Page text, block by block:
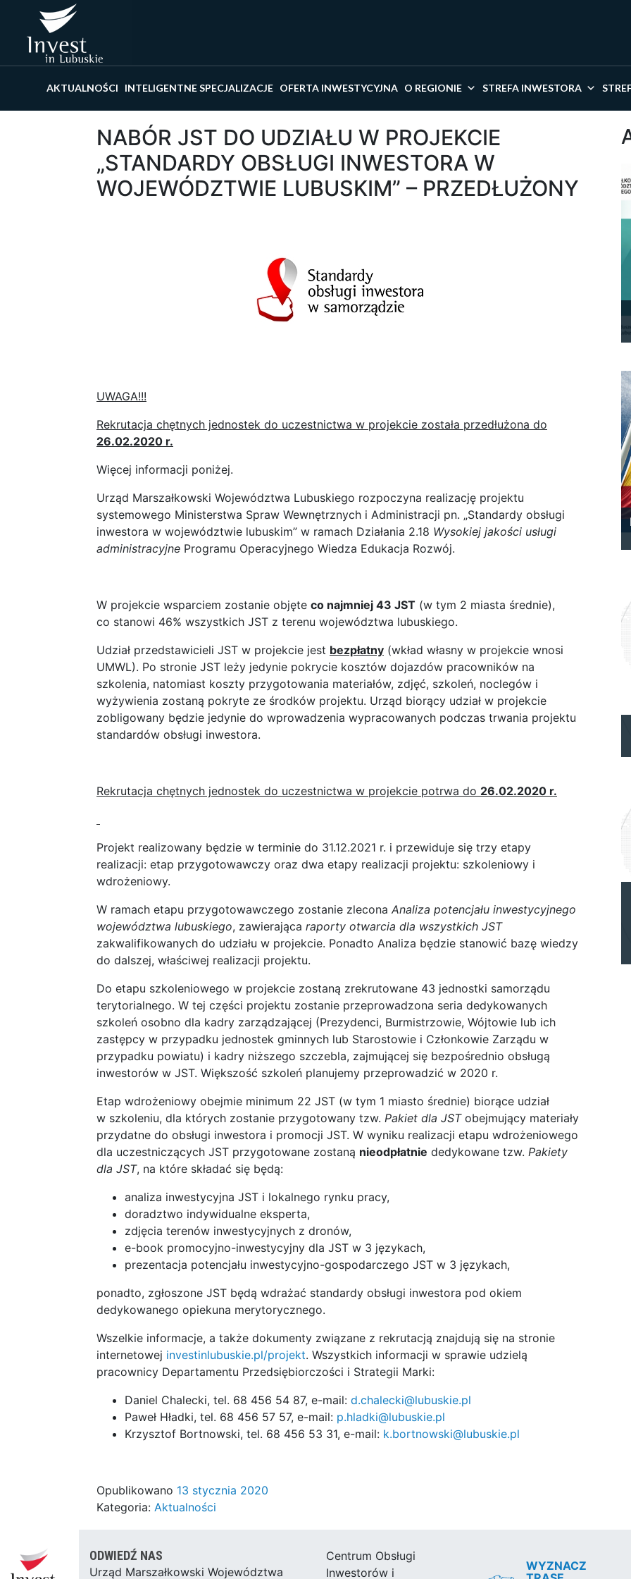
AKTUALNOŚCI INTELIGENTNE SPECJALIZACJE OFERTA INWESTYCYJNA O REGIONIE STREFA INWESTORA
NABÓR JST DO UDZIAŁU W PROJEKCIE
„STANDARDY OBSŁUGI INWESTORA W
WOJEWÓDZTWIE LUBUSKIM” – PRZEDŁUŻONY
UWAGA!!!
Rekrutacja chętnych jednostek do uczestnictwa w projekcie została przedłużona do
26.02.2020 r.
Więcej informacji poniżej.
Urząd Marszałkowski Województwa Lubuskiego rozpoczyna realizację projektu
systemowego Ministerstwa Spraw Wewnętrznych i Administracji pn. „Standardy obsługi
inwestora w województwie lubuskim” w ramach Działania 2.18 Wysokiej jakości usługi
administracyjne Programu Operacyjnego Wiedza Edukacja Rozwój.
W projekcie wsparciem zostanie objęte co najmniej 43 JST (w tym 2 miasta średnie),
co stanowi 46% wszystkich JST z terenu województwa lubuskiego.
Udział przedstawicieli JST w projekcie jest bezpłatny (wkład własny w projekcie wnosi
UMWL). Po stronie JST leży jedynie pokrycie kosztów dojazdów pracowników na
szkolenia, natomiast koszty przygotowania materiałów, zdjęć, szkoleń, noclegów i
wyżywienia zostaną pokryte ze środków projektu. Urząd biorący udział w projekcie
zobligowany będzie jedynie do wprowadzenia wypracowanych podczas trwania projektu
standardów obsługi inwestora.
Rekrutacja chętnych jednostek do uczestnictwa w projekcie potrwa do 26.02.2020 r.
Projekt realizowany będzie w terminie do 31.12.2021 r. i przewiduje się trzy etapy
realizacji: etap przygotowawczy oraz dwa etapy realizacji projektu: szkoleniowy i
wdrożeniowy.
W ramach etapu przygotowawczego zostanie zlecona Analiza potencjału inwestycyjnego
województwa lubuskiego, zawierająca raporty otwarcia dla wszystkich JST
zakwalifikowanych do udziału w projekcie. Ponadto Analiza będzie stanowić bazę wiedzy
do dalszej, właściwej realizacji projektu.
Do etapu szkoleniowego w projekcie zostaną zrekrutowane 43 jednostki samorządu
terytorialnego. W tej części projektu zostanie przeprowadzona seria dedykowanych
szkoleń osobno dla kadry zarządzającej (Prezydenci, Burmistrzowie, Wójtowie lub ich
zastępcy w przypadku jednostek gminnych lub Starostowie i Członkowie Zarządu w
przypadku powiatu) i kadry niższego szczebla, zajmującej się bezpośrednio obsługą
inwestorów w JST. Większość szkoleń planujemy przeprowadzić w 2020 r.
Etap wdrożeniowy obejmie minimum 22 JST (w tym 1 miasto średnie) biorące udział
w szkoleniu, dla których zostanie przygotowany tzw. Pakiet dla JST obejmujący materiały
przydatne do obsługi inwestora i promocji JST. W wyniku realizacji etapu wdrożeniowego
dla uczestniczących JST przygotowane zostaną nieodpłatnie dedykowane tzw. Pakiety
dla JST, na które składać się będą:
analiza inwestycyjna JST i lokalnego rynku pracy,
doradztwo indywidualne eksperta,
zdjęcia terenów inwestycyjnych z dronów,
e-book promocyjno-inwestycyjny dla JST w 3 językach,
prezentacja potencjału inwestycyjno-gospodarczego JST w 3 językach,
ponadto, zgłoszone JST będą wdrażać standardy obsługi inwestora pod okiem
dedykowanego opiekuna merytorycznego.
Wszelkie informacje, a także dokumenty związane z rekrutacją znajdują się na stronie
internetowej investinlubuskie.pl/projekt. Wszystkich informacji w sprawie udzielą
pracownicy Departamentu Przedsiębiorczości i Strategii Marki:
Daniel Chalecki, tel. 68 456 54 87, e-mail: d.chalecki@lubuskie.pl
Paweł Hładki, tel. 68 456 57 57, e-mail: p.hladki@lubuskie.pl
Krzysztof Bortnowski, tel. 68 456 53 31, e-mail: k.bortnowski@lubuskie.pl
Opublikowano 13 stycznia 2020
Kategoria: Aktualności
ODWIEDŹ NAS
Urząd Marszałkowski Województwa
Centrum Obsługi
Inwestorów i
WYZNACZ